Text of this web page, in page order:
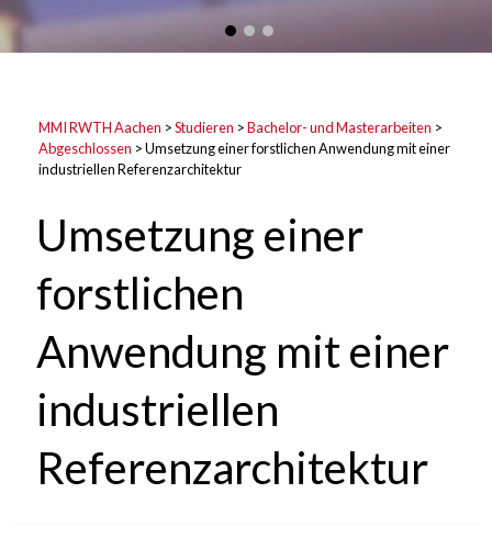
MMI RWTH Aachen >Studieren >Bachelor- und Masterarbeiten >
Abgeschlossen >Umsetzung einer forstlichen Anwendung mit einer
industriellen Referenzarchitektur
Umsetzung einer
forstlichen
Anwendung mit einer
industriellen
Referenzarchitektur